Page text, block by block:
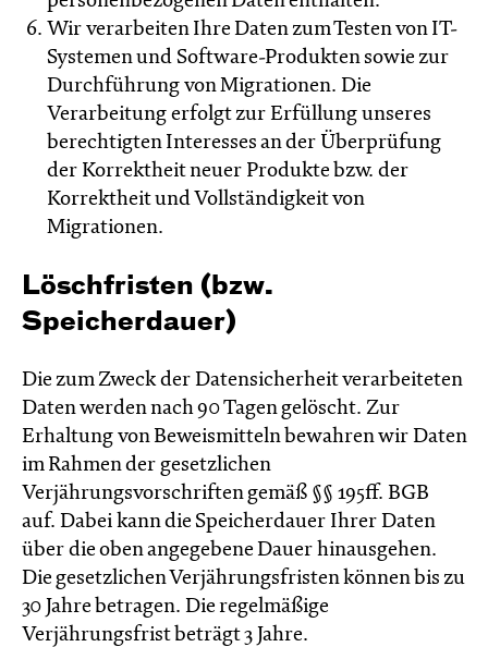
Wir verarbeiten Ihre Daten zum Testen von IT-
Systemen und Software-Produkten sowie zur
Durchführung von Migrationen. Die
Verarbeitung erfolgt zur Erfüllung unseres
berechtigten Interesses an der Überprüfung
der Korrektheit neuer Produkte bzw. der
Korrektheit und Vollständigkeit von
Migrationen.
Löschfristen (bzw.
Speicherdauer)
Die zum Zweck der Datensicherheit verarbeiteten
Daten werden nach 90 Tagen gelöscht. Zur
Erhaltung von Beweismitteln bewahren wir Daten
im Rahmen der gesetzlichen
Verjährungsvorschriften gemäß §§ 195ff. BGB
auf. Dabei kann die Speicherdauer Ihrer Daten
über die oben angegebene Dauer hinausgehen.
Die gesetzlichen Verjährungsfristen können bis zu
30 Jahre betragen. Die regelmäßige
Verjährungsfrist beträgt 3 Jahre.